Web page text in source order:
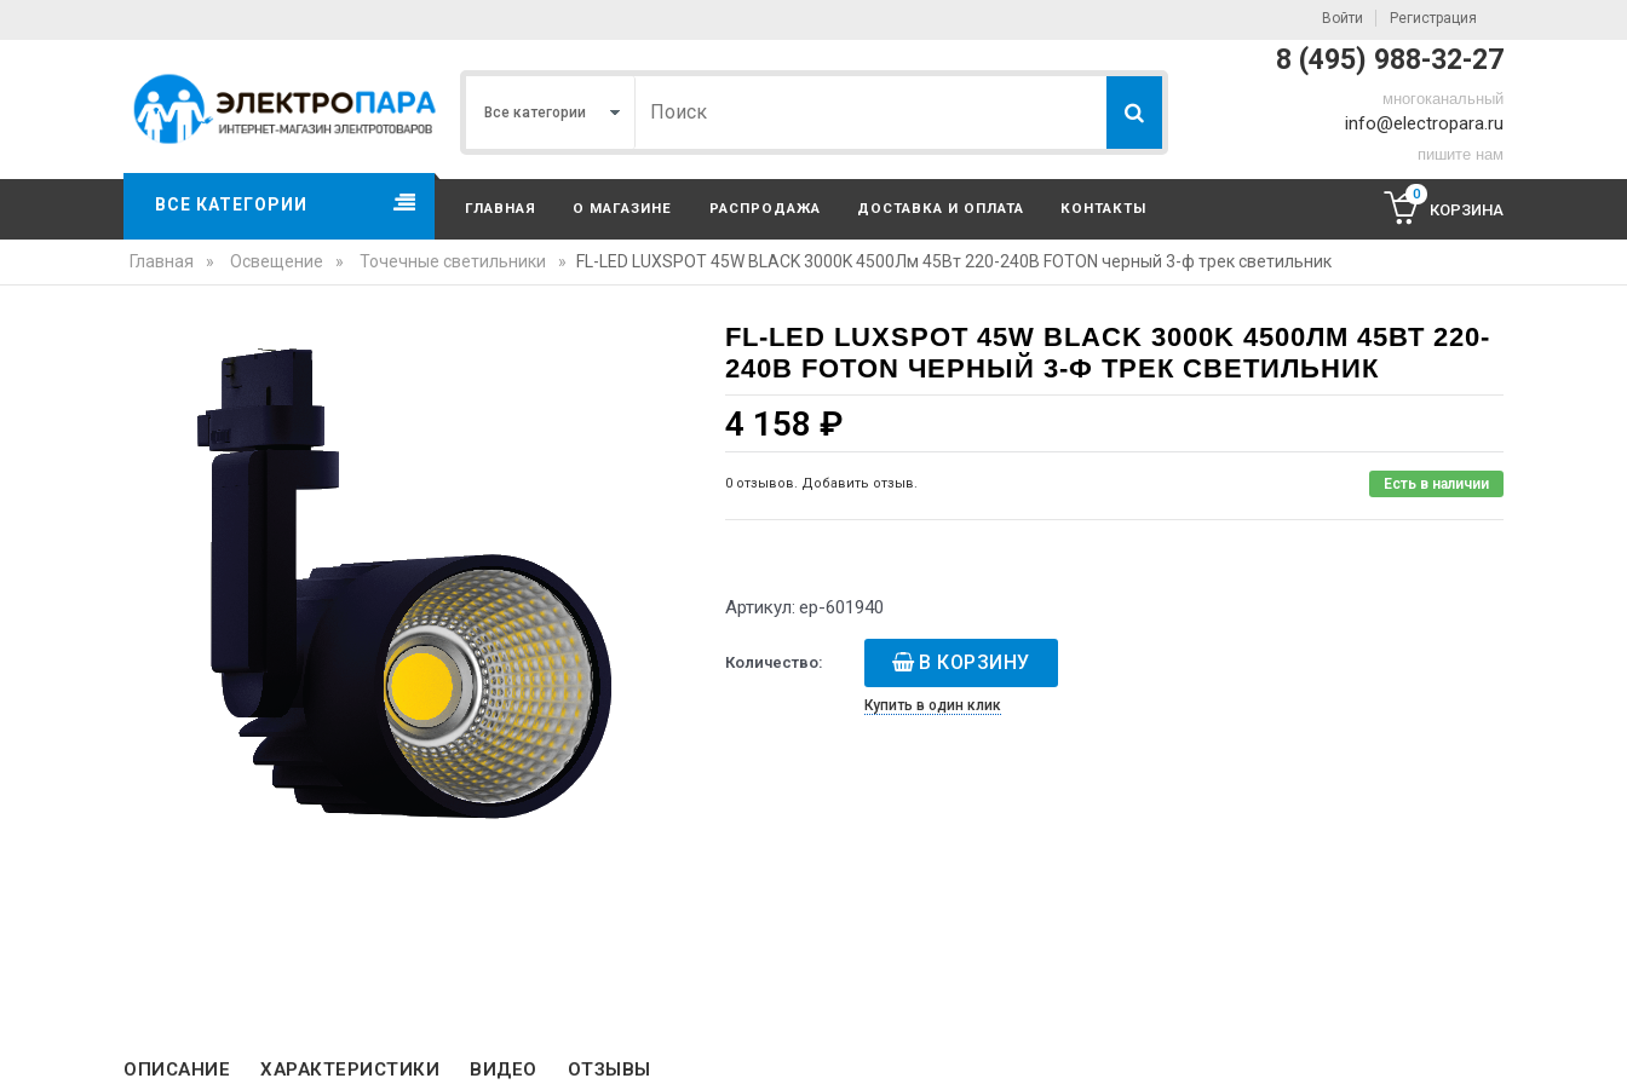
Войти Регистрация
8 (495) 988-32-27
многоканальный
info@electropara.ru
пишите нам
ВСЕ КАТЕГОРИИ ГЛАВНАЯ О МАГАЗИНЕ РАСПРОДАЖА ДОСТАВКА И ОПЛАТА КОНТАКТЫ
0
КОРЗИНА
Главная » Освещение » Точечные светильники » FL-LED LUXSPOT 45W BLACK 3000K 4500Лм 45Вт 220-240В FOTON черный 3-ф трек светильник
FL-LED LUXSPOT 45W BLACK 3000K 4500ЛМ 45ВТ 220-
240В FOTON ЧЕРНЫЙ 3-Ф ТРЕК СВЕТИЛЬНИК
4 158 ₽
0 отзывов. Добавить отзыв. Есть в наличии
Артикул: ep-601940
Количество: В КОРЗИНУ
Купить в один клик
ОПИСАНИЕ ХАРАКТЕРИСТИКИ ВИДЕО ОТЗЫВЫ